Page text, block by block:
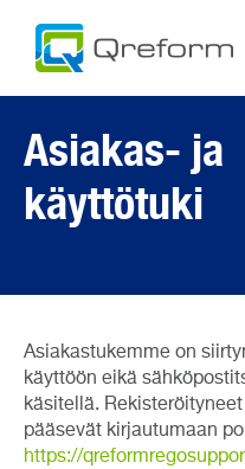
content
Asiakas- ja
käyttötuki
Asiakastukemme on
käyttöön eikä
käsitellä.
pääsevät kirjautumaan
https://